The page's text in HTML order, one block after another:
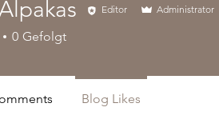
Editor Administrator
0 Gefolgt
Blog Likes